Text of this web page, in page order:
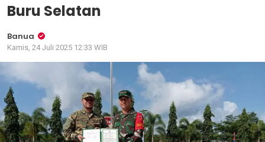
Buru Selatan
Banua
Kamis, 24 Juli 2025 12:33 WIB